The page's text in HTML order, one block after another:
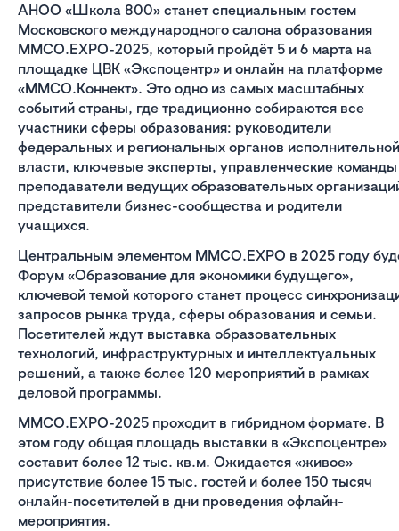
АНОО «Школа 800» станет специальным гостем
Московского международного салона образования
MMCO.EXPO-2025, который пройдёт 5 и 6 марта на
площадке ЦВК «Экспоцентр» и онлайн на платформе
«ММСО.Коннект». Это одно из самых масштабных
событий страны, где традиционно собираются все
участники сферы образования: руководители
федеральных и региональных органов исполнительной
власти, ключевые эксперты, управленческие
преподаватели ведущих образовательных
представители бизнес-сообщества и родители
учащихся.
Центральным элементом ММСО.EXPO в 2025 году
Форум «Образование для экономики будущего»,
ключевой темой которого станет процесс
запросов рынка труда, сферы образования и семьи.
Посетителей ждут выставка образовательных
технологий, инфраструктурных и интеллектуальных
решений, а также более 120 мероприятий в рамках
деловой программы.
MMCO.EXPO-2025 проходит в гибридном формате. В
этом году общая площадь выставки в «Экспоцентре»
составит более 12 тыс. кв.м. Ожидается «живое»
присутствие более 15 тыс. гостей и более 150 тысяч
онлайн-посетителей в дни проведения офлайн-
мероприятия.